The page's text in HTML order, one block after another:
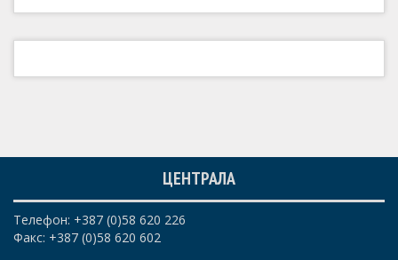
ЦЕНТРАЛА
Телефон: +387 (0)58 620 226
Факс: +387 (0)58 620 602